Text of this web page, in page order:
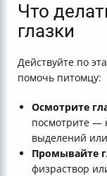
Что
глазки
Действуйте по
помочь питомцу:
Осмотрите
посмотрите —
выделений
Промывайте
физраствор